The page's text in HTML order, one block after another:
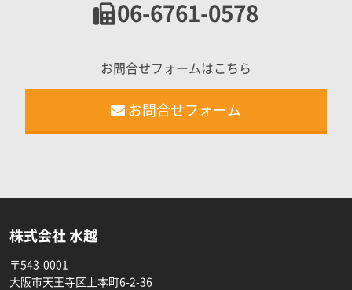
06-6761-0578
お問合せフォームはこちら
お問合せフォーム
株式会社 水越
〒543-0001
大阪市天王寺区上本町6-2-36